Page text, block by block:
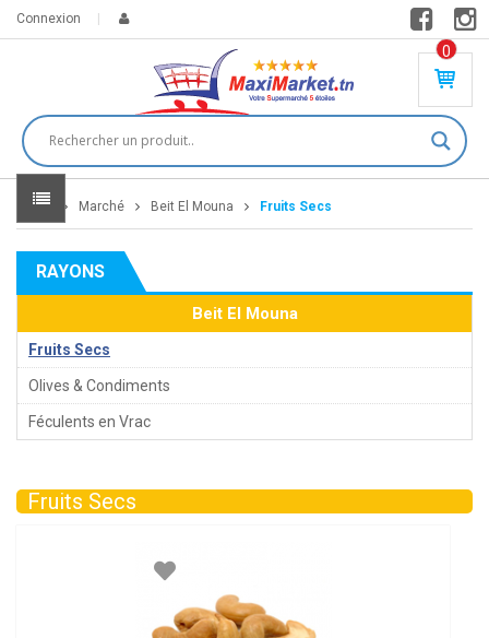
Connexion
0
PR
DU
IT(
S)
DT
Home Marché Beit El Mouna Fruits Secs
RAYONS
Beit El Mouna
Fruits Secs
Olives & Condiments
Féculents en Vrac
Fruits Secs